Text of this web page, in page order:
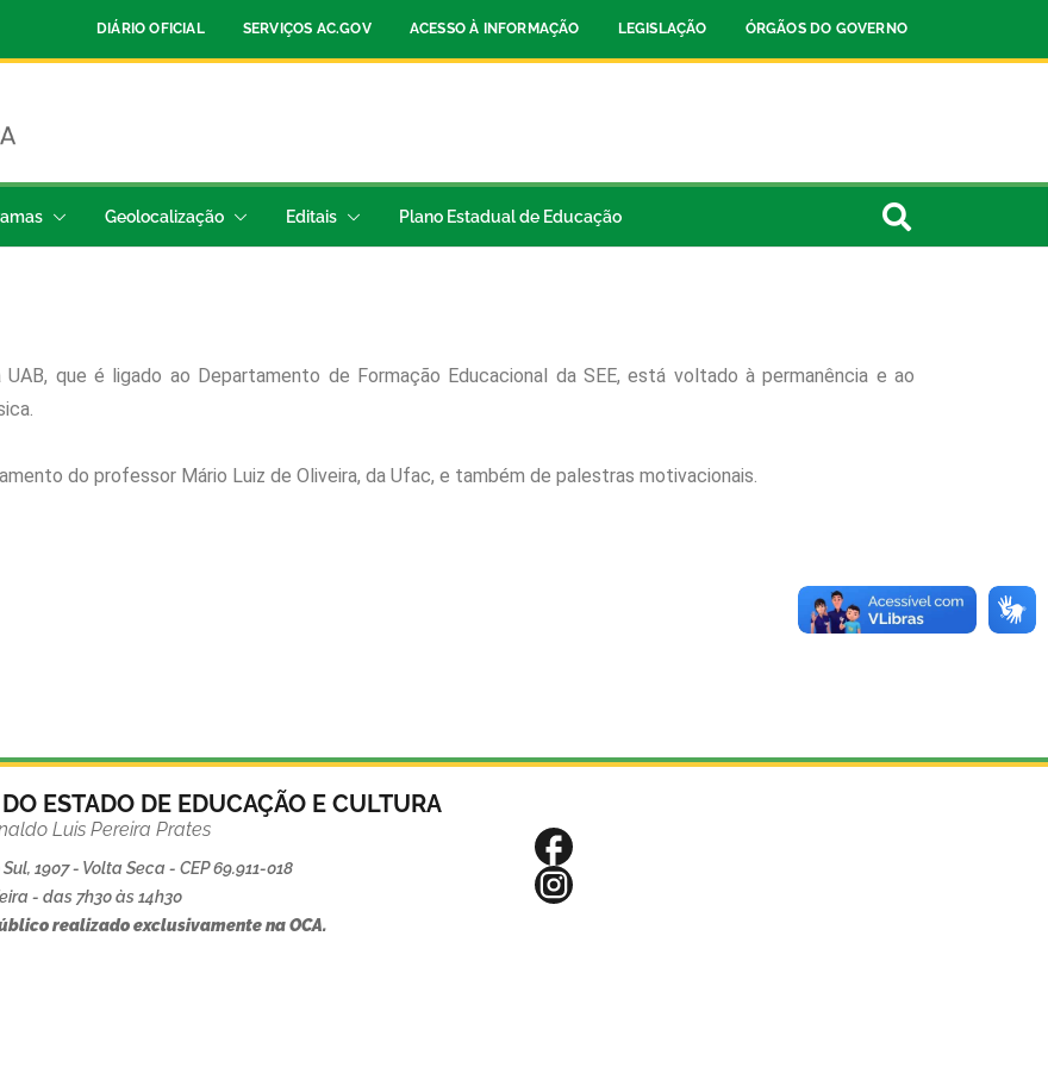
DIÁRIO OFICIAL SERVIÇOS AC.GOV ACESSO À INFORMAÇÃO LEGISLAÇÃO ÓRGÃOS DO GOVERNO
Geolocalização Editais Plano Estadual de Educação
que é ligado ao Departamento de Formação Educacional da SEE, está voltado à permanência e ao
do professor Mário Luiz de Oliveira, da Ufac, e também de palestras motivacionais.
ESTADO DE EDUCAÇÃO E CULTURA
Luis Pereira Prates
1907 - Volta Seca - CEP 69.911-018
- das 7h30 às 14h30
realizado exclusivamente na OCA.